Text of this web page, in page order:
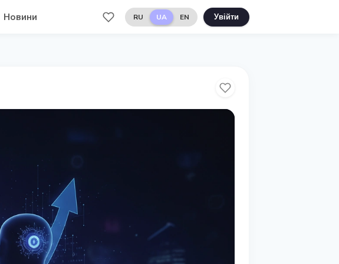
Новини RU UA EN Увійти